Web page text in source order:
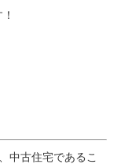
中古住宅であるこ